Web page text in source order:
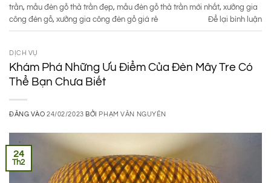
trần, mẫu đèn gỗ thả trần đẹp, mẫu đèn gỗ thả trần mới nhất, xưởng gia
công đèn gỗ, xưởng gia công đèn gỗ giá rẻ Để lại bình luận
DỊCH VỤ
Khám Phá Những Ưu Điểm Của Đèn Mây Tre Có
Thể Bạn Chưa Biết
ĐĂNG VÀO24/02/2023 BỞI PHẠM VĂN NGUYÊN
24
Th2